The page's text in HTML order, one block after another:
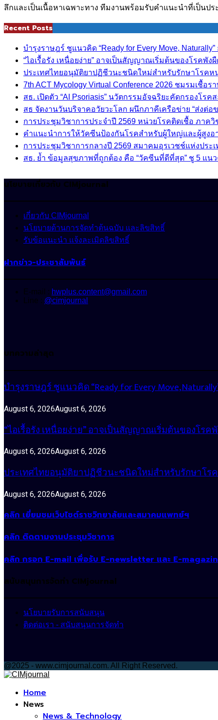
ลึกและเป็นเนื้อหาเฉพาะทาง ทีมงานพร้อมรับคำแนะนำที่เป็นปร
Recent Posts
บำรุงราษฎร์ ชูแนวคิด “Ready for Every Move,
“ไอเรื้อรัง เหนื่อยง่าย” อาจเป็นสัญญาณเริ่มต้นของโรค
ประเทศไทยอนุมัติยาปฏิชีวนะชนิดใหม่สำหรับรักษาโรคห
7th ACT Mycology Virtual Conference 2026 ชมรมเชื้อ
สธ. เปิดตัว “AI Psoriasis” นวัตกรรมอัจฉริยะคัดกรองโร
สธ จัดงานวันบริจาคอวัยวะโลก ผนึกภาคีเครือข่าย “ส่งต่
การประชุมวิชาการประจำปี 2569 หน่วยโรคติดเชื้อ ภา
คำแนะนำการให้วัคซีนป้องกันโรคสำหรับผู้ใหญ่และผู้สูงอ
การประชุมวิชาการกลางปี 2569 สมาคมอุรเวชช์แห่งประ
สธ. ย้ำ ข้อมูลสุขภาพที่ถูกต้อง คือ “วัคซีนที่ดีที่สุด” ชู 5 แน
นโยบายเกี่ยวกับ CIMjournal
เกี่ยวกับ CIMjournal
นโยบายด้านการจัดทำต้นฉบับ และลิขสิทธิ์
รับข้อแนะนำ แจ้งละเมิดลิขสิทธิ์
ฝากข่าว-ประชาสัมพันธ์
E-mail : hwplus.content@gmail.com
Line : @cimjournal
บทความล่าสุด
บำรุงราษฎร์ ชูแนวคิด “Ready for Every Move,
August 6, 2026August 6, 2026
“ไอเรื้อรัง เหนื่อยง่าย” อาจเป็นสัญญาณเริ่มต้นของ
August 6, 2026August 6, 2026
ประเทศไทยอนุมัติยาปฏิชีวนะชนิดใหม่สำหรับรักษาโร
August 6, 2026August 6, 2026
คลิก เยี่ยมชมเว็บไซต์ราชวิทยาลัยและสมาคมแพทย์ฯ
คลิก ติดตามงานประชุมวิชาการ
คลิก กรอก E-mail เพื่อรับ E-newsletter และ E-
สนับสนุนการจัดทำ CIMjournal
นโยบายรับการสนับสนุน
ติดต่อเรา - สนับสนุนการจัดทำ
@2025 - www.cimjournal.com. All Right Reserved.
Home
News
News & Technology